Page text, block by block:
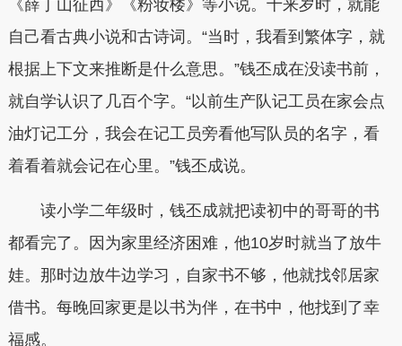
《薛丁山征西》《粉妆楼》等小说。十来岁时，就能
自己看古典小说和古诗词。“当时，我看到繁体字，就
根据上下文来推断是什么意思。”钱丕成在没读书前，
就自学认识了几百个字。“以前生产队记工员在家会点
油灯记工分，我会在记工员旁看他写队员的名字，看
着看着就会记在心里。”钱丕成说。
读小学二年级时，钱丕成就把读初中的哥哥的书
都看完了。因为家里经济困难，他10岁时就当了放牛
娃。那时边放牛边学习，自家书不够，他就找邻居家
借书。每晚回家更是以书为伴，在书中，他找到了幸
福感。